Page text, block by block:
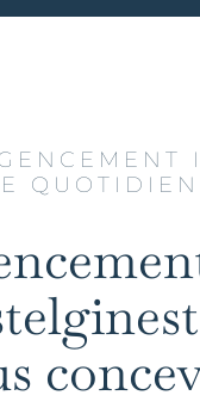
QUOTIDIEN